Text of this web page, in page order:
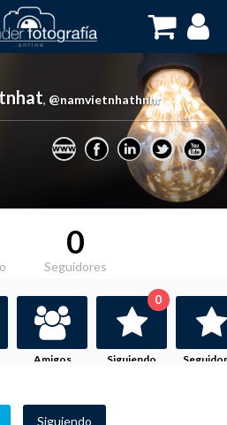
, @namvietnhathnhr
0
Seguidores
Amigos Siguiendo
0
Siguiendo